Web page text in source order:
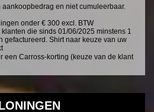
en niet cumuleerbaar.
onder € 300 excl. BTW
die sinds 01/06/2025 minstens 1
gefactureerd. Shirt naar keuze van uw
een Carross-korting (keuze van de klant